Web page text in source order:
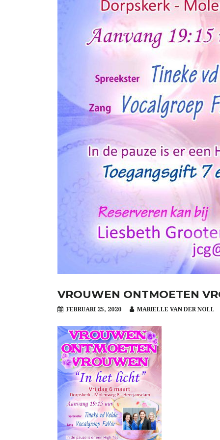
VROUWEN ONTMOETEN
FEBRUARI 25, 2020 MARIELLE VAN DER NOLL